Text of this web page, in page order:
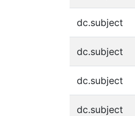
dc.subject
dc.subject
dc.subject
dc.subject